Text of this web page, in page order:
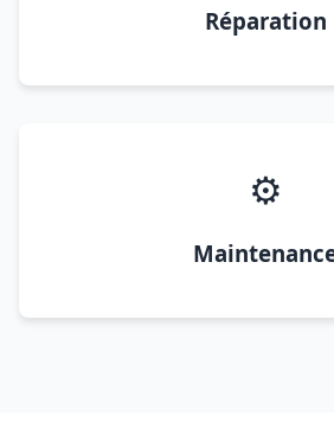
Réparation
⚙️